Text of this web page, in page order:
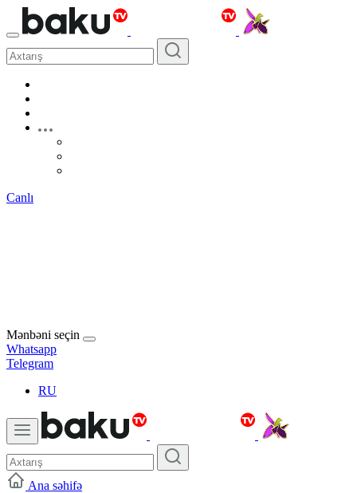
Canlı
Mənbəni seçin
Whatsapp
Telegram
RU
Ana səhifə